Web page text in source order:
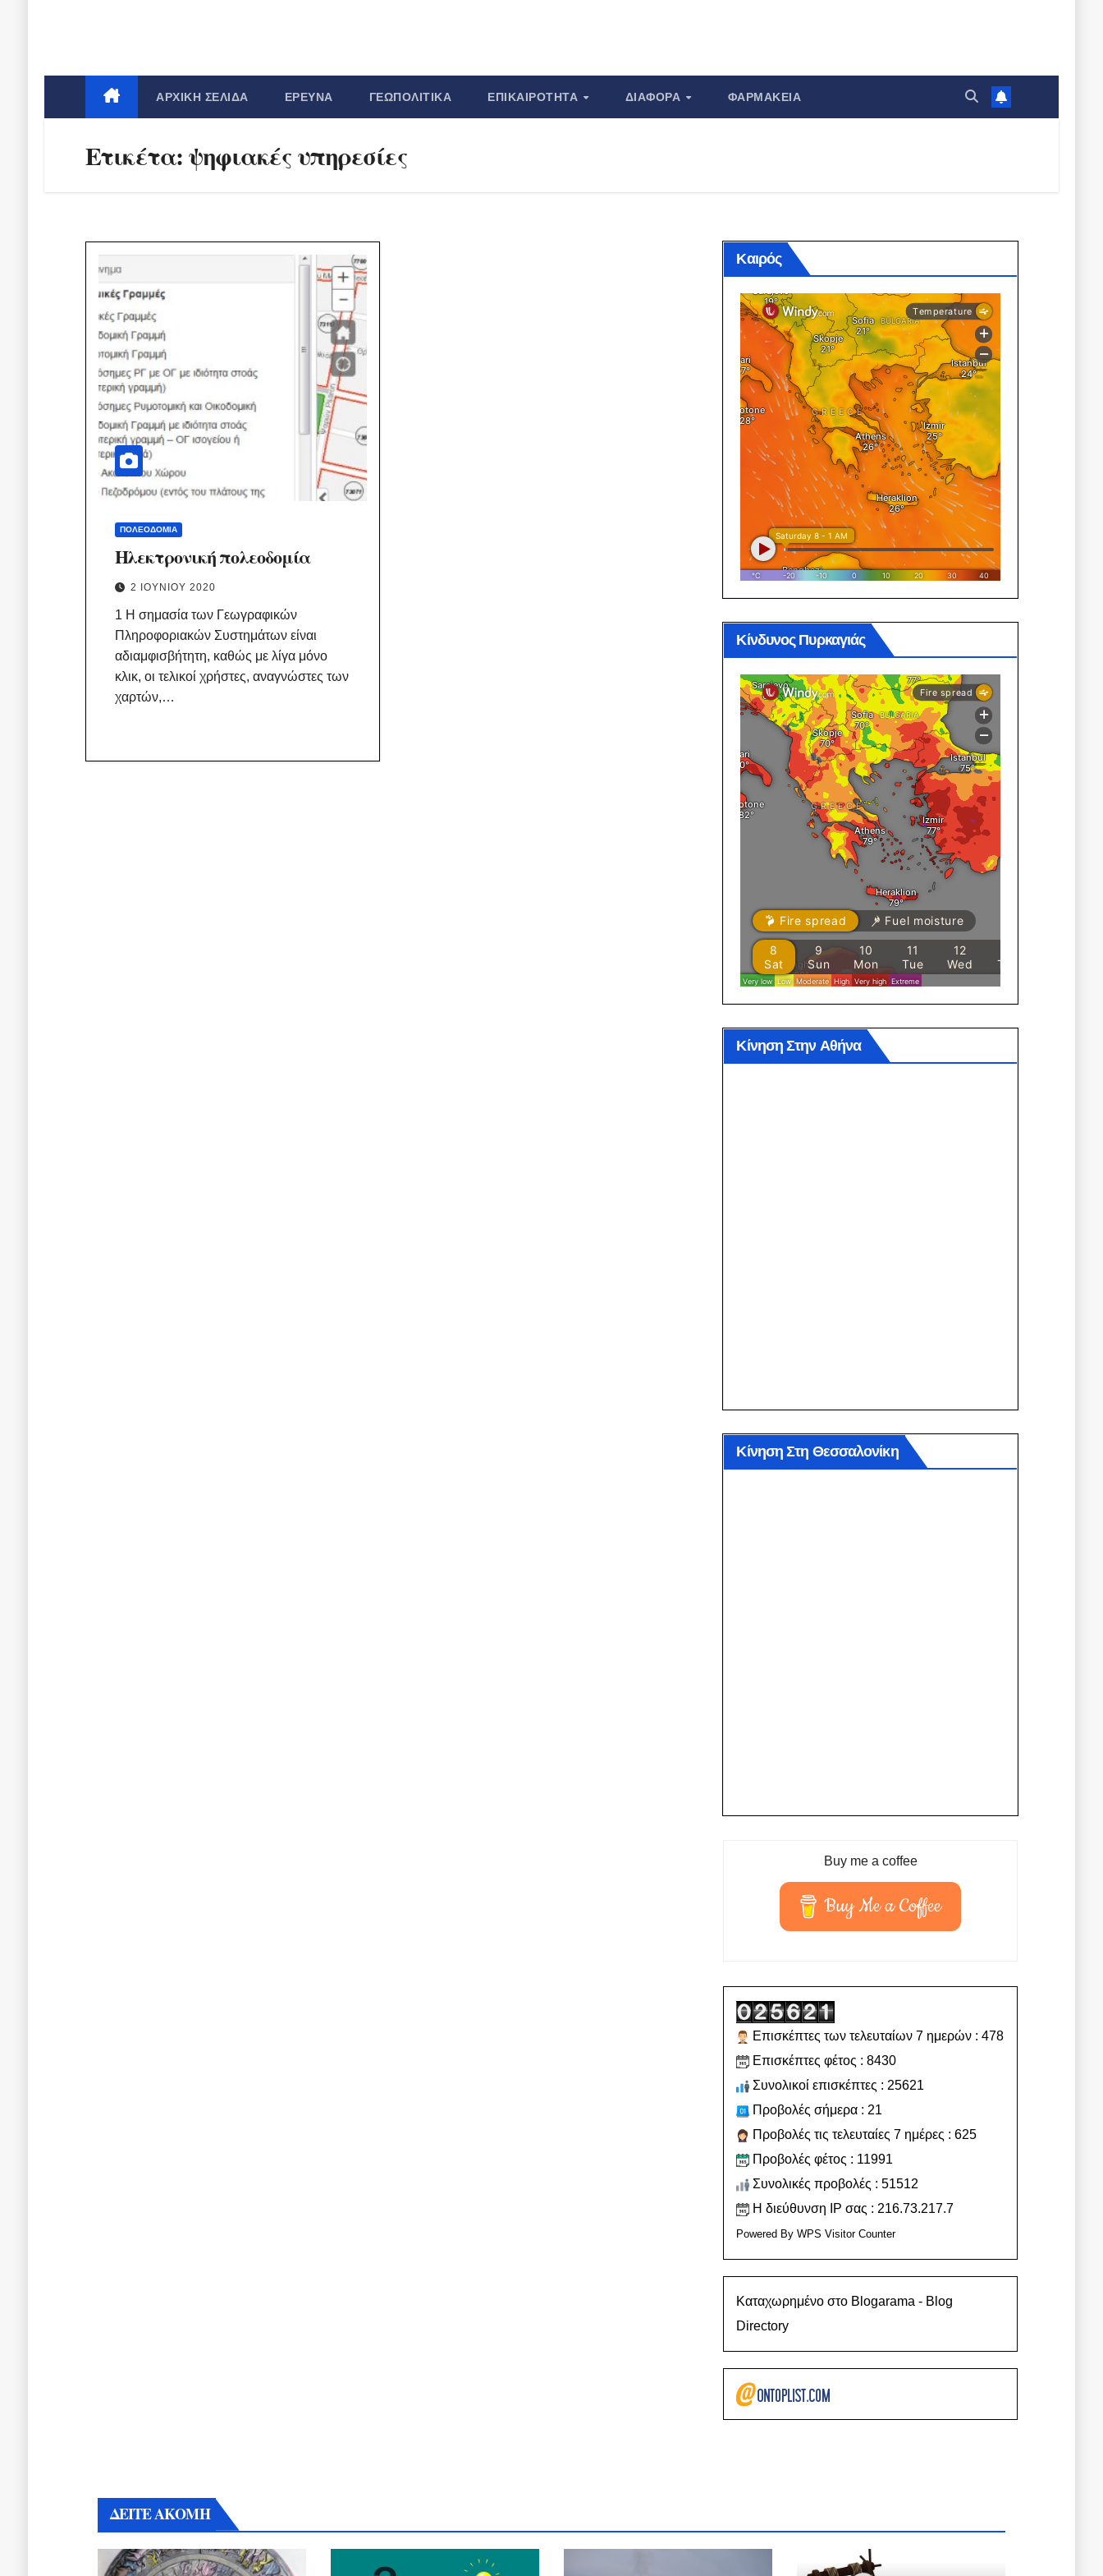
ΑΡΧΙΚΉ ΣΕΛΊΔΑ ΈΡΕΥΝΑ ΓΕΩΠΟΛΙΤΙΚΆ ΕΠΙΚΑΙΡΌΤΗΤΑ ΔΙΆΦΟΡΑ ΦΑΡΜΑΚΕΊΑ
Ετικέτα:ψηφιακές υπηρεσίες
ΠΟΛΕΟΔΟΜΊΑ
Ηλεκτρονική πολεοδομία
2 ΙΟΥΝΊΟΥ 2020
1 Η σημασία των Γεωγραφικών
Πληροφοριακών Συστημάτων είναι
αδιαμφισβήτητη, καθώς με λίγα μόνο
κλικ, οι τελικοί χρήστες, αναγνώστες των
χαρτών,…
Καιρός
Κίνδυνος Πυρκαγιάς
Κίνηση Στην Αθήνα
Κίνηση Στη Θεσσαλονίκη
Buy me a coffee
Buy Me a Coffee
Επισκέπτες των τελευταίων 7 ημερών : 478
Επισκέπτες φέτος : 8430
Συνολικοί επισκέπτες : 25621
Προβολές σήμερα : 21
Προβολές τις τελευταίες 7 ημέρες : 625
Προβολές φέτος : 11991
Συνολικές προβολές : 51512
Η διεύθυνση IP σας : 216.73.217.7
Powered ByWPS Visitor Counter
Καταχωρημένο στο Blogarama - Blog
Directory
ΔΕΙΤΕ ΑΚΟΜΗ